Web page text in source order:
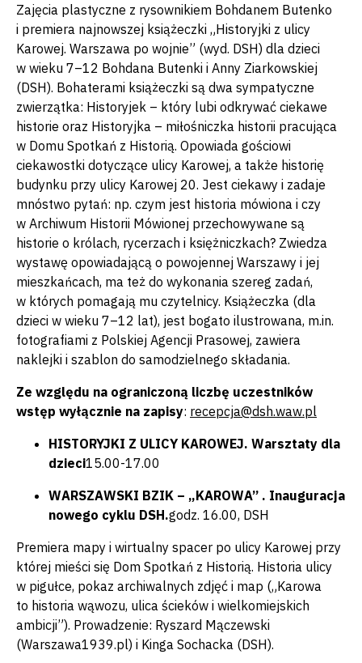
Zajęcia plastyczne z rysownikiem Bohdanem Butenko
i premiera najnowszej książeczki „Historyjki z ulicy
Karowej. Warszawa po wojnie” (wyd. DSH) dla dzieci
w wieku 7–12 Bohdana Butenki i Anny Ziarkowskiej
(DSH). Bohaterami książeczki są dwa sympatyczne
zwierzątka: Historyjek – który lubi odkrywać ciekawe
historie oraz Historyjka – miłośniczka historii pracująca
w Domu Spotkań z Historią. Opowiada gościowi
ciekawostki dotyczące ulicy Karowej, a także historię
budynku przy ulicy Karowej 20. Jest ciekawy i zadaje
mnóstwo pytań: np. czym jest historia mówiona i czy
w Archiwum Historii Mówionej przechowywane są
historie o królach, rycerzach i księżniczkach? Zwiedza
wystawę opowiadającą o powojennej Warszawy i jej
mieszkańcach, ma też do wykonania szereg zadań,
w których pomagają mu czytelnicy. Książeczka (dla
dzieci w wieku 7–12 lat), jest bogato ilustrowana, m.in.
fotografiami z Polskiej Agencji Prasowej, zawiera
naklejki i szablon do samodzielnego składania.
Ze względu na ograniczoną liczbę uczestników
wstęp wyłącznie na zapisy: recepcja@dsh.waw.pl
HISTORYJKI Z ULICY KAROWEJ. Warsztaty dla
dzieci15.00-17.00
WARSZAWSKI BZIK – „KAROWA” . Inauguracja
nowego cyklu DSH.godz. 16.00, DSH
Premiera mapy i wirtualny spacer po ulicy Karowej przy
której mieści się Dom Spotkań z Historią. Historia ulicy
w pigułce, pokaz archiwalnych zdjęć i map („Karowa
to historia wąwozu, ulica ścieków i wielkomiejskich
ambicji”). Prowadzenie: Ryszard Mączewski
(Warszawa1939.pl) i Kinga Sochacka (DSH).